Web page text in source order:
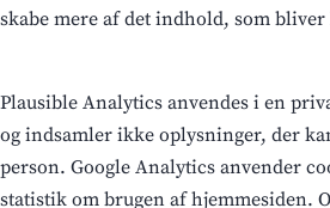
skabe mere af det indhold, som
Plausible Analytics anvendes i en
og indsamler ikke oplysninger, der
person. Google Analytics anvender
statistik om brugen af hjemmesiden.